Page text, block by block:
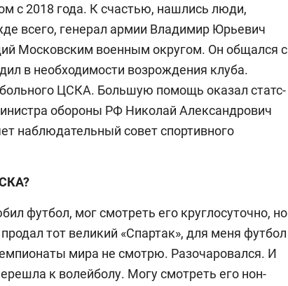
с 2018 года. К счастью, нашлись люди,
всего, генерал армии Владимир Юрьевич
Московским военным округом. Он общался с
в необходимости возрождения клуба.
ЦСКА. Большую помощь оказал статс-
обороны РФ Николай Александрович
наблюдательный совет спортивного
футбол, мог смотреть его круглосуточно, но
тот великий «Спартак», для меня футбол
мира не смотрю. Разочаровался. И
к волейболу. Могу смотреть его нон-